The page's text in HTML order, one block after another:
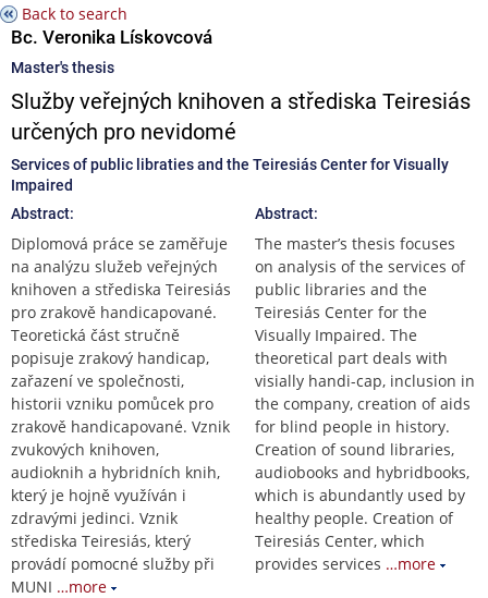
Back to search
Bc. Veronika Lískovcová
Master's thesis
Služby veřejných knihoven a střediska Teiresiás
určených pro nevidomé
Services of public libraties and the Teiresiás Center for Visually
Impaired
Abstract:
Diplomová práce se zaměřuje
na analýzu služeb veřejných
knihoven a střediska Teiresiás
pro zrakově handicapované.
Teoretická část stručně
popisuje zrakový handicap,
zařazení ve společnosti,
historii vzniku pomůcek pro
zrakově handicapované. Vznik
zvukových knihoven,
audioknih a hybridních knih,
který je hojně využíván i
zdravými jedinci. Vznik
střediska Teiresiás, který
provádí pomocné služby při
MUNI …more
Abstract:
The master’s thesis focuses
on analysis of the services of
public libraries and the
Teiresiás Center for the
Visually Impaired. The
theoretical part deals with
visially handi-cap, inclusion in
the company, creation of aids
for blind people in history.
Creation of sound libraries,
audiobooks and hybridbooks,
which is abundantly used by
healthy people. Creation of
Teiresiás Center, which
provides services …more